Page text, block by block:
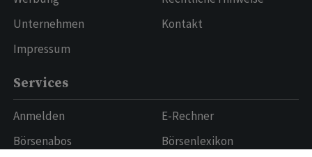
Unternehmen
Impressum
Kontakt
Services
Anmelden
Börsenabos
E-Rechner
Börsenlexikon